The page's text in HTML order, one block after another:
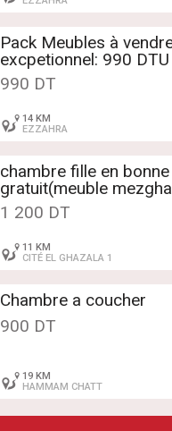
Pack Meubles à
excpetionnel: 990 DTU
990 DT
14 KM
EZZAHRA
chambre fille en
gratuit(meuble
1 200 DT
11 KM
CITÉ EL GHAZALA 1
Chambre a coucher
900 DT
19 KM
HAMMAM CHATT